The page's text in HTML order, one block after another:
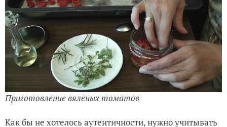
Приготовление вяленых томатов
Как бы не хотелось аутентичности, нужно учитывать